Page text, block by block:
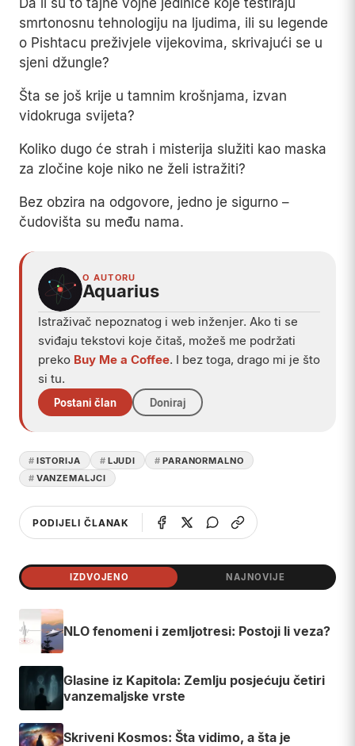
Da li su to tajne vojne jedinice koje testiraju
smrtonosnu tehnologiju na ljudima, ili su legende
o Pishtacu preživjele vijekovima, skrivajući se u
sjeni džungle?
Šta se još krije u tamnim krošnjama, izvan
vidokruga svijeta?
Koliko dugo će strah i misterija služiti kao maska
za zločine koje niko ne želi istražiti?
Bez obzira na odgovore, jedno je sigurno –
čudovišta su među nama.
O AUTORU
Aquarius
Istraživač nepoznatog i web inženjer. Ako ti se
sviđaju tekstovi koje čitaš, možeš me podržati
preko Buy Me a Coffee. I bez toga, drago mi je što
si tu.
Postani član Doniraj
ISTORIJA LJUDI
PARANORMALNO
VANZEMALJCI
PODIJELI ČLANAK
IZDVOJENO NAJNOVIJE
NLO fenomeni i zemljotresi: Postoji li veza?
Glasine iz Kapitola: Zemlju posjećuju četiri
vanzemaljske vrste
Skriveni Kosmos: Šta vidimo, a šta je